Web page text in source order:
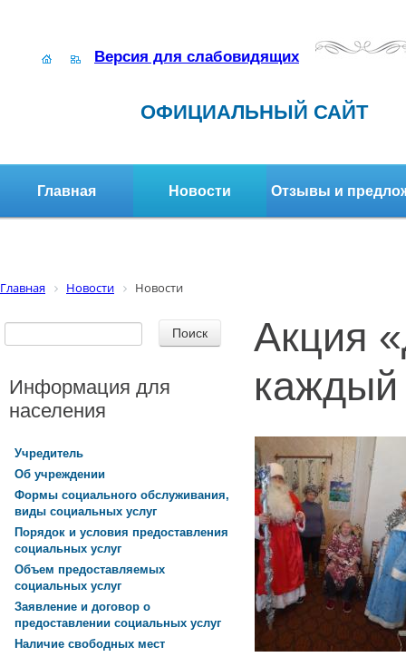
Версия для слабовидящих
ОФИЦИАЛЬНЫЙ САЙТ
Главная Новости Отзывы и
Главная Новости Новости
Акция
Информация для
населения
Учредитель
Об учреждении
Формы социального обслуживания,
виды социальных услуг
Порядок и условия предоставления
социальных услуг
Объем предоставляемых
социальных услуг
Заявление и договор о
предоставлении социальных услуг
Наличие свободных мест